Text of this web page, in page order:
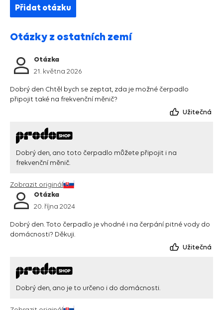
Přidat otázku
Otázky z ostatních zemí
Otázka
21. května 2026
Dobrý den Chtěl bych se zeptat, zda je možné čerpadlo
připojit také na frekvenční měnič?
Užitečná
Dobrý den, ano toto čerpadlo můžete připojit i na
frekvenční měnič.
Zobrazit originál
Otázka
20. října 2024
Dobrý den. Toto čerpadlo je vhodné i na čerpání pitné vody do
domácnosti? Děkuji.
Užitečná
Dobrý den, ano je to určeno i do domácnosti.